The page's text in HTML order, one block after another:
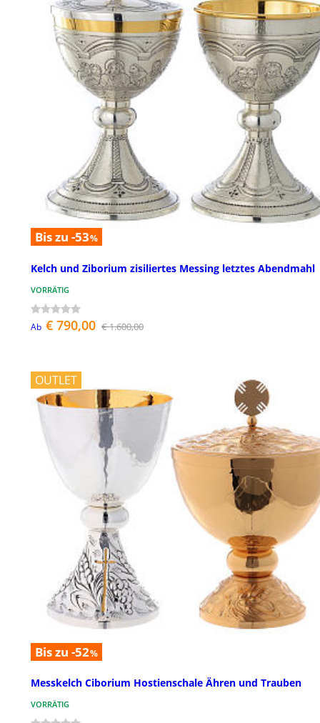
Bis zu -53%
Kelch und Ziborium zisiliertes Messing letztes Abendmahl
VORRÄTIG
Ab € 790,00 € 1.600,00
OUTLET
Bis zu -52%
Messkelch Ciborium Hostienschale Ähren und Trauben
VORRÄTIG